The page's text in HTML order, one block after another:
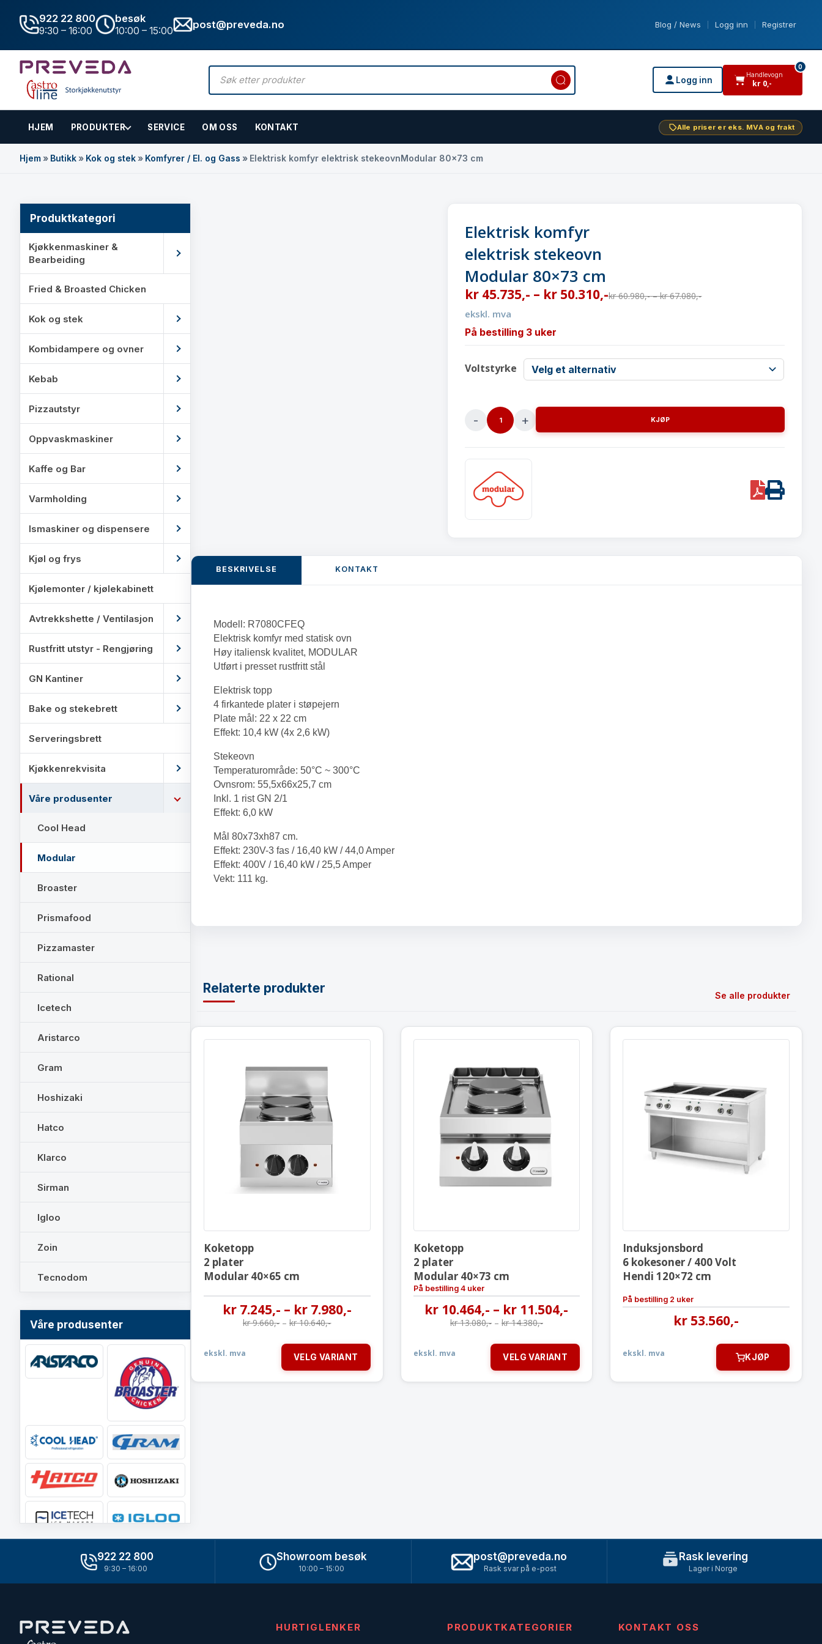
922 22 800
9:30 – 16:00
besøk
10:00 – 15:00
post@preveda.no Blog / News Logg inn Registrer
Products
search
Logg inn
0
varer i handlevogn
Handlevogn
kr0,-
HJEM PRODUKTER SERVICE OM OSS KONTAKT Alle priser er eks. MVA og frakt
Hovedinnhold
Hjem» Butikk» Kok og stek» Komfyrer / El. og Gass » Elektrisk komfyr elektrisk stekeovnModular 80×73 cm
Produktkategori
Kjøkkenmaskiner &
Bearbeiding
Fried & Broasted Chicken
Kok og stek
Kombidampere og ovner
Kebab
Pizzautstyr
Oppvaskmaskiner
Kaffe og Bar
Varmholding
Ismaskiner og dispensere
Kjøl og frys
Kjølemonter / kjølekabinett
Avtrekkshette / Ventilasjon
Rustfritt utstyr - Rengjøring
GN Kantiner
Bake og stekebrett
Serveringsbrett
Kjøkkenrekvisita
Våre produsenter
Cool Head
Modular
Broaster
Prismafood
Pizzamaster
Rational
Icetech
Aristarco
Gram
Hoshizaki
Hatco
Klarco
Sirman
Igloo
Zoin
Tecnodom
Våre produsenter
Elektrisk komfyr
elektrisk stekeovn
Modular 80×73 cm
kr 45.735,- – kr 50.310,-kr60.980,-–kr67.080,-
ekskl. mva
På bestilling 3 uker
Voltstyrke
Elektrisk
stekeovnModular
80x73
KJØP
PDFPrint
BESKRIVELSE KONTAKT
Modell: R7080CFEQ
Elektrisk komfyr med statisk ovn
Høy italiensk kvalitet, MODULAR
Utført i presset rustfritt stål
Elektrisk topp
4 firkantede plater i støpejern
Plate mål: 22 x 22 cm
Effekt: 10,4 kW (4x 2,6 kW)
Stekeovn
Temperaturområde: 50°C ~ 300°C
Ovnsrom: 55,5x66x25,7 cm
Inkl. 1 rist GN 2/1
Effekt: 6,0 kW
Mål 80x73xh87 cm.
Effekt: 230V-3 fas / 16,40 kW / 44,0 Amper
Effekt: 400V / 16,40 kW / 25,5 Amper
Vekt: 111 kg.
Relaterte produkter Se alle produkter
Koketopp
2 plater
Modular 40×65 cm
Koketopp
2 plater
Modular 40×65 cm
kr7.245,- – kr7.980,-
kr9.660,-–kr10.640,-
ekskl. mva VELG VARIANT
Koketopp
2 plater
Modular 40×73 cm
Koketopp
2 plater
Modular 40×73 cm
På bestilling 4 uker
kr 10.464,- – kr 11.504,-
kr13.080,-– kr14.380,-
ekskl. mva VELG VARIANT
Induksjonsbord
6 kokesoner / 400 Volt
Hendi 120×72 cm
Induksjonsbord
6 kokesoner / 400 Volt
Hendi 120×72 cm
På bestilling 2 uker
kr 53.560,-
ekskl. mva KJØP
922 22 800
9:30 – 16:00
Showroom besøk
10:00 – 15:00
post@preveda.no
Rask svar på e-post
Rask levering
Lager i Norge
HURTIGLENKER PRODUKTKATEGORIER KONTAKT OSS